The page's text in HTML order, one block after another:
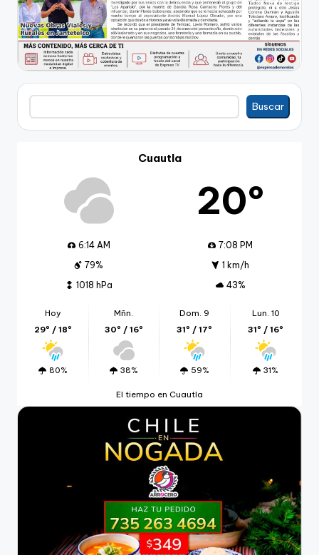
Buscar
Buscar
Cuautla
20º
6:14 AM
7:08 PM
79%
1 km/h
1018 hPa
43%
Hoy
29º / 18º
80%
Mñn.
30º / 16º
38%
Dom. 9
31º / 17º
59%
Lun. 10
31º / 16º
31%
El tiempo en Cuautla